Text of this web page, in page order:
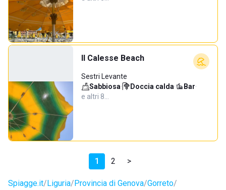
Il Calesse Beach
Sestri Levante
Sabbiosa· Doccia calda· Bar·
e altri 8…
1 2 >
Spiagge.it Liguria Provincia di Genova Gorreto